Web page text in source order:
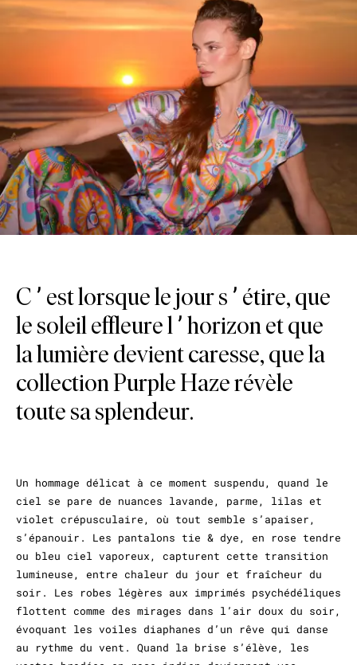
C’est lorsque le jour s’étire, que
le soleil effleure l’horizon et que
la lumière devient caresse, que la
collection Purple Haze révèle
toute sa splendeur.
Un hommage délicat à ce moment suspendu, quand le
ciel se pare de nuances lavande, parme, lilas et
violet crépusculaire, où tout semble s’apaiser,
s’épanouir. Les pantalons tie & dye, en rose tendre
ou bleu ciel vaporeux, capturent cette transition
lumineuse, entre chaleur du jour et fraîcheur du
soir. Les robes légères aux imprimés psychédéliques
flottent comme des mirages dans l’air doux du soir,
évoquant les voiles diaphanes d’un rêve qui danse
au rythme du vent. Quand la brise s’élève, les